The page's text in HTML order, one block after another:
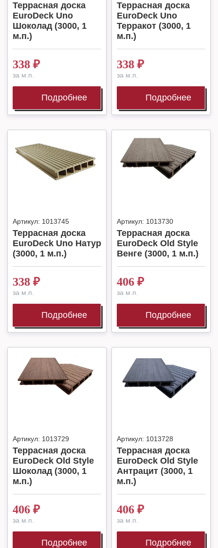
Террасная доска
EuroDeck Uno
Шоколад (3000, 1
м.п.)
338 ₽
за м.п.
Подробнее
Террасная доска
EuroDeck Uno
Терракот (3000, 1
м.п.)
338 ₽
за м.п.
Подробнее
Артикул: 1013745
Террасная доска
EuroDeck Uno Натур
(3000, 1 м.п.)
338 ₽
за м.п.
Подробнее
Артикул: 1013730
Террасная доска
EuroDeck Old Style
Венге (3000, 1 м.п.)
406 ₽
за м.п.
Подробнее
Артикул: 1013729
Террасная доска
EuroDeck Old Style
Шоколад (3000, 1
м.п.)
406 ₽
за м.п.
Подробнее
Артикул: 1013728
Террасная доска
EuroDeck Old Style
Антрацит (3000, 1
м.п.)
406 ₽
за м.п.
Подробнее